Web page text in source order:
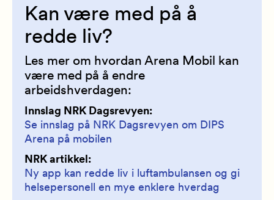
Kan være med på å
redde liv?
Les mer om hvordan Arena Mobil kan
være med på å endre
arbeidshverdagen:
Innslag NRK Dagsrevyen:
Se innslag på NRK Dagsrevyen om DIPS
Arena på mobilen
NRK artikkel:
Ny app kan redde liv i luftambulansen og gi
helsepersonell en mye enklere hverdag